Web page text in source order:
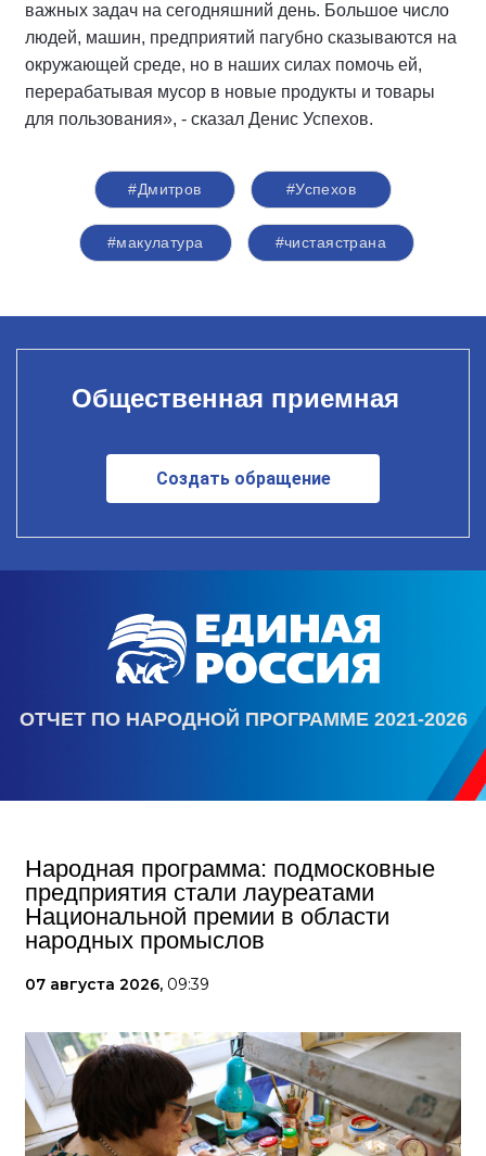
важных задач на сегодняшний день. Большое число
людей, машин, предприятий пагубно сказываются на
окружающей среде, но в наших силах помочь ей,
перерабатывая мусор в новые продукты и товары
для пользования», - сказал Денис Успехов.
#Дмитров #Успехов
#макулатура #чистаястрана
Общественная приемная
Создать обращение
ОТЧЕТ ПО НАРОДНОЙ ПРОГРАММЕ 2021-2026
Народная программа: подмосковные
предприятия стали лауреатами
Национальной премии в области
народных промыслов
07 августа 2026, 09:39